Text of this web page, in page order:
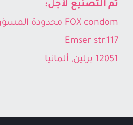
تم التصنيع لأجل:
FOX condom محدودة المسؤولية
Emser str.117
12051 برلين, ألمانيا